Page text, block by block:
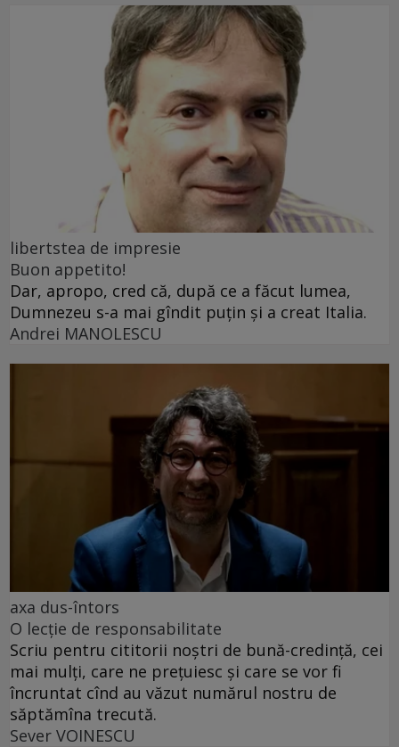
libertstea de impresie
Buon appetito!
Dar, apropo, cred că, după ce a făcut lumea,
Dumnezeu s-a mai gîndit puțin și a creat Italia.
Andrei MANOLESCU
axa dus-întors
O lecție de responsabilitate
Scriu pentru cititorii noștri de bună-credință, cei
mai mulți, care ne prețuiesc și care se vor fi
încruntat cînd au văzut numărul nostru de
săptămîna trecută.
Sever VOINESCU